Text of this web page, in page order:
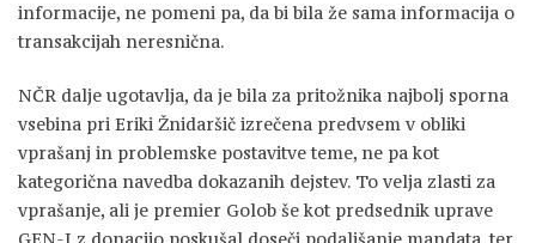
informacije, ne pomeni pa, da bi bila že sama informacija o
transakcijah neresnična.
NČR dalje ugotavlja, da je bila za pritožnika najbolj sporna
vsebina pri Eriki Žnidaršič izrečena predvsem v obliki
vprašanj in problemske postavitve teme, ne pa kot
kategorična navedba dokazanih dejstev. To velja zlasti za
vprašanje, ali je premier Golob še kot predsednik uprave